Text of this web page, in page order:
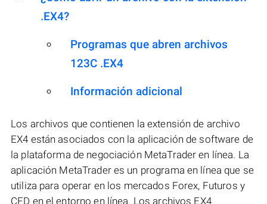
.EX4?
Programas que abren archivos
123C .EX4
Información adicional
Los archivos que contienen la extensión de archivo
EX4 están asociados con la aplicación de software de
la plataforma de negociación MetaTrader en línea. La
aplicación MetaTrader es un programa en línea que se
utiliza para operar en los mercados Forex, Futuros y
CFD en el entorno en línea. Los archivos EX4